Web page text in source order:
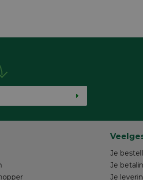
Je
Je
Je